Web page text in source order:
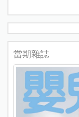
當期雜誌